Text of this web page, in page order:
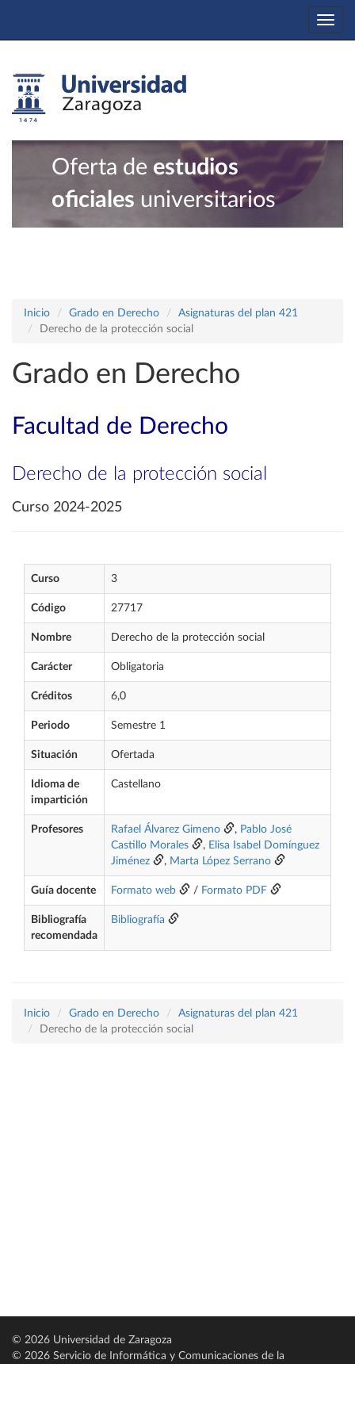
Oferta de estudios
oficiales universitarios
Inicio Grado en Derecho
Asignaturas del plan 421
Derecho de la protección social
Grado en Derecho
Facultad de Derecho
Derecho de la protección social
Curso 2024-2025
Curso 3
Código 27717
Nombre Derecho de la protección social
Carácter Obligatoria
Créditos 6,0
Periodo Semestre 1
Situación Ofertada
Idioma de
impartición
Castellano
Profesores Rafael Álvarez Gimeno , Pablo José
Castillo Morales
, Elisa Isabel Domínguez
Jiménez
, Marta López Serrano
Guía docente Formato web / Formato PDF
Bibliografía
recomendada
Bibliografía
Inicio Grado en Derecho
Asignaturas del plan 421
Derecho de la protección social
© 2026 Universidad de Zaragoza
© 2026 Servicio de Informática y Comunicaciones de la